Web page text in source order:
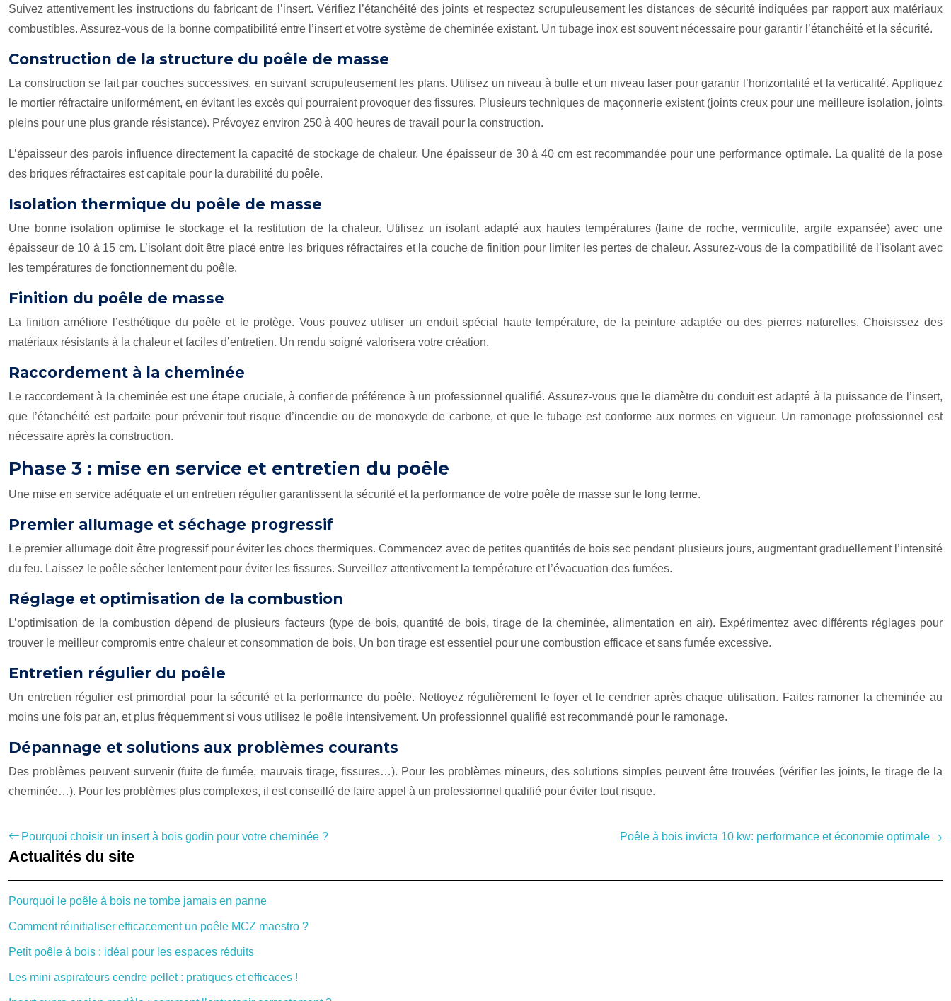
Suivez attentivement les instructions du fabricant de l’insert. Vérifiez l’étanchéité des joints et respectez scrupuleusement les distances de sécurité indiquées par rapport aux matériaux
combustibles. Assurez-vous de la bonne compatibilité entre l’insert et votre système de cheminée existant. Un tubage inox est souvent nécessaire pour garantir l’étanchéité et la sécurité.
Construction de la structure du poêle de masse
La construction se fait par couches successives, en suivant scrupuleusement les plans. Utilisez un niveau à bulle et un niveau laser pour garantir l’horizontalité et la verticalité. Appliquez
le mortier réfractaire uniformément, en évitant les excès qui pourraient provoquer des fissures. Plusieurs techniques de maçonnerie existent (joints creux pour une meilleure isolation, joints
pleins pour une plus grande résistance). Prévoyez environ 250 à 400 heures de travail pour la construction.
L’épaisseur des parois influence directement la capacité de stockage de chaleur. Une épaisseur de 30 à 40 cm est recommandée pour une performance optimale. La qualité de la pose
des briques réfractaires est capitale pour la durabilité du poêle.
Isolation thermique du poêle de masse
Une bonne isolation optimise le stockage et la restitution de la chaleur. Utilisez un isolant adapté aux hautes températures (laine de roche, vermiculite, argile expansée) avec une
épaisseur de 10 à 15 cm. L’isolant doit être placé entre les briques réfractaires et la couche de finition pour limiter les pertes de chaleur. Assurez-vous de la compatibilité de l’isolant avec
les températures de fonctionnement du poêle.
Finition du poêle de masse
La finition améliore l’esthétique du poêle et le protège. Vous pouvez utiliser un enduit spécial haute température, de la peinture adaptée ou des pierres naturelles. Choisissez des
matériaux résistants à la chaleur et faciles d’entretien. Un rendu soigné valorisera votre création.
Raccordement à la cheminée
Le raccordement à la cheminée est une étape cruciale, à confier de préférence à un professionnel qualifié. Assurez-vous que le diamètre du conduit est adapté à la puissance de l’insert,
que l’étanchéité est parfaite pour prévenir tout risque d’incendie ou de monoxyde de carbone, et que le tubage est conforme aux normes en vigueur. Un ramonage professionnel est
nécessaire après la construction.
Phase 3 : mise en service et entretien du poêle
Une mise en service adéquate et un entretien régulier garantissent la sécurité et la performance de votre poêle de masse sur le long terme.
Premier allumage et séchage progressif
Le premier allumage doit être progressif pour éviter les chocs thermiques. Commencez avec de petites quantités de bois sec pendant plusieurs jours, augmentant graduellement l’intensité
du feu. Laissez le poêle sécher lentement pour éviter les fissures. Surveillez attentivement la température et l’évacuation des fumées.
Réglage et optimisation de la combustion
L’optimisation de la combustion dépend de plusieurs facteurs (type de bois, quantité de bois, tirage de la cheminée, alimentation en air). Expérimentez avec différents réglages pour
trouver le meilleur compromis entre chaleur et consommation de bois. Un bon tirage est essentiel pour une combustion efficace et sans fumée excessive.
Entretien régulier du poêle
Un entretien régulier est primordial pour la sécurité et la performance du poêle. Nettoyez régulièrement le foyer et le cendrier après chaque utilisation. Faites ramoner la cheminée au
moins une fois par an, et plus fréquemment si vous utilisez le poêle intensivement. Un professionnel qualifié est recommandé pour le ramonage.
Dépannage et solutions aux problèmes courants
Des problèmes peuvent survenir (fuite de fumée, mauvais tirage, fissures…). Pour les problèmes mineurs, des solutions simples peuvent être trouvées (vérifier les joints, le tirage de la
cheminée…). Pour les problèmes plus complexes, il est conseillé de faire appel à un professionnel qualifié pour éviter tout risque.
Pourquoi choisir un insert à bois godin pour votre cheminée ? Poêle à bois invicta 10 kw: performance et économie optimale
Actualités du site
Pourquoi le poêle à bois ne tombe jamais en panne
Comment réinitialiser efficacement un poêle MCZ maestro ?
Petit poêle à bois : idéal pour les espaces réduits
Les mini aspirateurs cendre pellet : pratiques et efficaces !